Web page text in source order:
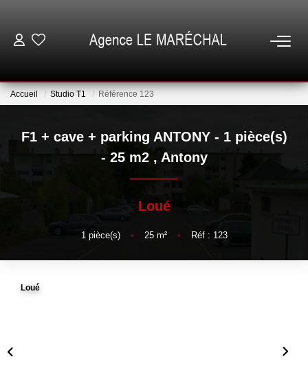
NOTRE AGENCE
GESTION
Accueil Studio T1 Référence 123
F1 + cave + parking ANTONY - 1 pièce(s)
- 25 m2 , Antony
Loué
1 pièce(s) • 25m² • Réf : 123
Loué